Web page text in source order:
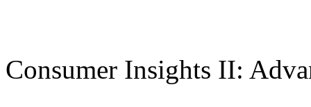
Consumer Insights II: